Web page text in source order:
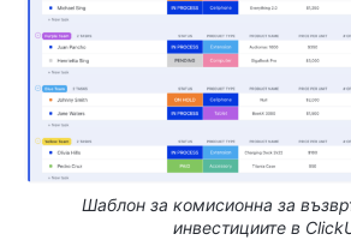
Шаблон за комисионна за
инвестициите в